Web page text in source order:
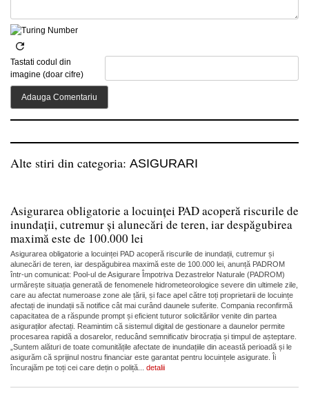
Tastati codul din
imagine (doar cifre)
Alte stiri din categoria: ASIGURARI
Asigurarea obligatorie a locuinței PAD acoperă riscurile de
inundații, cutremur și alunecări de teren, iar despăgubirea
maximă este de 100.000 lei
Asigurarea obligatorie a locuinței PAD acoperă riscurile de inundații, cutremur și
alunecări de teren, iar despăgubirea maximă este de 100.000 lei, anunță PADROM
într-un comunicat: Pool-ul de Asigurare Împotriva Dezastrelor Naturale (PADROM)
urmărește situația generată de fenomenele hidrometeorologice severe din ultimele zile,
care au afectat numeroase zone ale țării, și face apel către toți proprietarii de locuințe
afectați de inundații să notifice cât mai curând daunele suferite. Compania reconfirmă
capacitatea de a răspunde prompt și eficient tuturor solicitărilor venite din partea
asiguraților afectați. Reamintim că sistemul digital de gestionare a daunelor permite
procesarea rapidă a dosarelor, reducând semnificativ birocrația și timpul de așteptare.
„Suntem alături de toate comunitățile afectate de inundațiile din această perioadă și le
asigurăm că sprijinul nostru financiar este garantat pentru locuințele asigurate. Îi
încurajăm pe toți cei care dețin o poliță... detalii